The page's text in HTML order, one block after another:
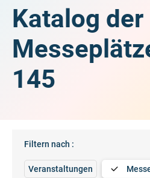
Katalog der
145
Filtern nach :
Veranstaltungen